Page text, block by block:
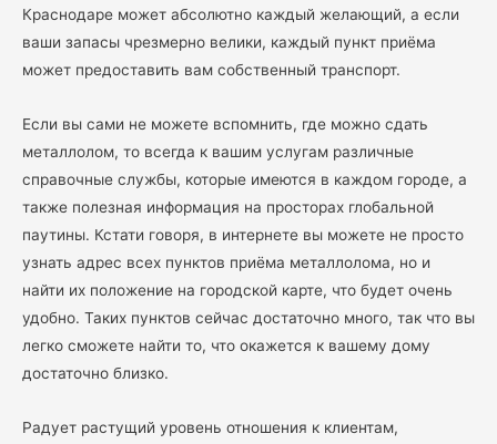
Краснодаре может абсолютно каждый желающий, а если
ваши запасы чрезмерно велики, каждый пункт приёма
может предоставить вам собственный транспорт.
Если вы сами не можете вспомнить, где можно сдать
металлолом, то всегда к вашим услугам различные
справочные службы, которые имеются в каждом городе, а
также полезная информация на просторах глобальной
паутины. Кстати говоря, в интернете вы можете не просто
узнать адрес всех пунктов приёма металлолома, но и
найти их положение на городской карте, что будет очень
удобно. Таких пунктов сейчас достаточно много, так что вы
легко сможете найти то, что окажется к вашему дому
достаточно близко.
Радует растущий уровень отношения к клиентам,